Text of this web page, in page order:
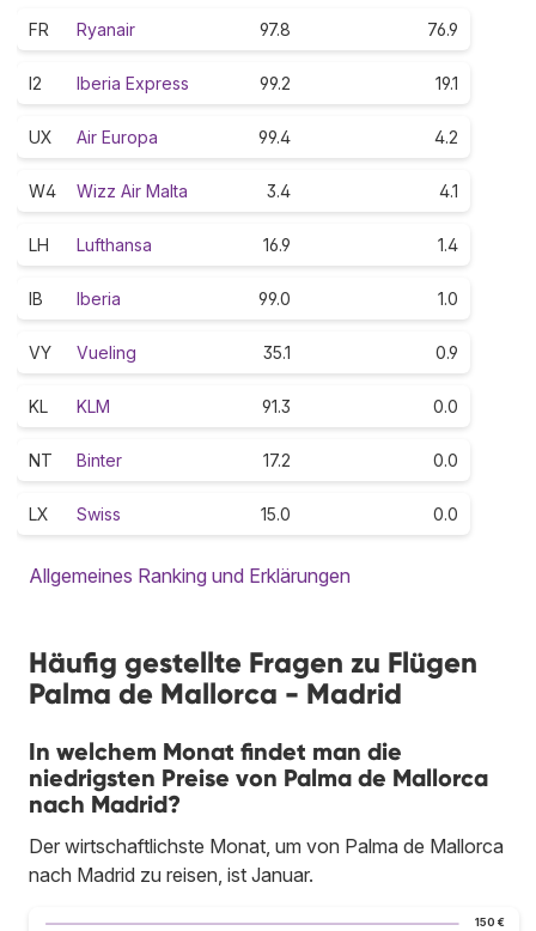
FR Ryanair 97.8 76.9
I2 Iberia Express 99.2 19.1
UX Air Europa 99.4 4.2
W4 Wizz Air Malta 3.4 4.1
LH Lufthansa 16.9 1.4
IB Iberia 99.0 1.0
VY Vueling 35.1 0.9
KL KLM 91.3 0.0
NT Binter 17.2 0.0
LX Swiss 15.0 0.0
Allgemeines Ranking und Erklärungen
Häufig gestellte Fragen zu Flügen
Palma de Mallorca - Madrid
In welchem Monat findet man die
niedrigsten Preise von Palma de Mallorca
nach Madrid?
Der wirtschaftlichste Monat, um von Palma de Mallorca
nach Madrid zu reisen, ist Januar.
150 €